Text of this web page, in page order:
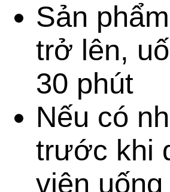
Sản
trở lên,
30 phút
Nếu có
trước khi
viên